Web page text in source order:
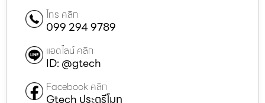
โทร คลิก
099 294 9789
แอดไลน์ คลิก
ID: @gtech
Facebook คลิก
Gtech ประตูรีโมท